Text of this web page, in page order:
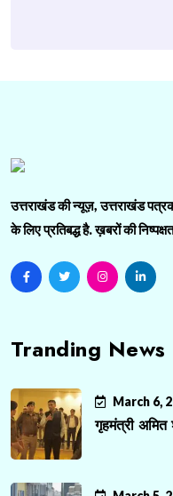
उत्तराखंड की न्यूज़, उत्तराखंड
के लिए प्रतिबद्ध है. ख़बरों की
Tranding News
March 6,
गृहमंत्री